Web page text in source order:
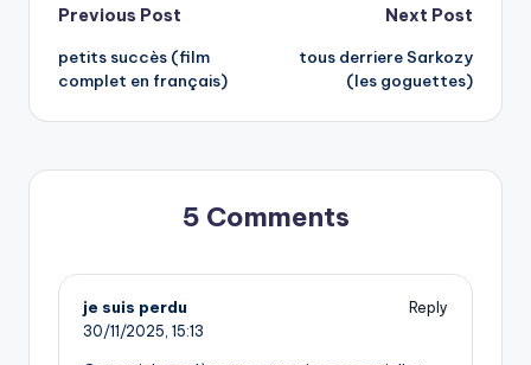
Post
navigation
Previous Post
petits succès (film
complet en français)
Next Post
tous derriere Sarkozy
(les goguettes)
5 Comments
je suis perdu
Reply
30/11/2025, 15:13